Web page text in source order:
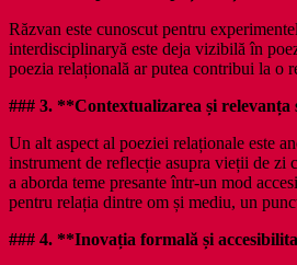
Răzvan este cunoscut pentru
interdisciplinaryă este deja vizibilă în
poezia relațională ar putea contribui la o
### 3. **Contextualizarea și relevanța
Un alt aspect al poeziei relaționale este
instrument de reflecție asupra vieții de zi
a aborda teme presante într-un mod
pentru relația dintre om și mediu, un
### 4. **Inovația formală și